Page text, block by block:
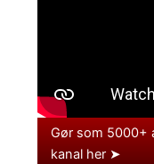
Gør som 5000+
kanal her ➤